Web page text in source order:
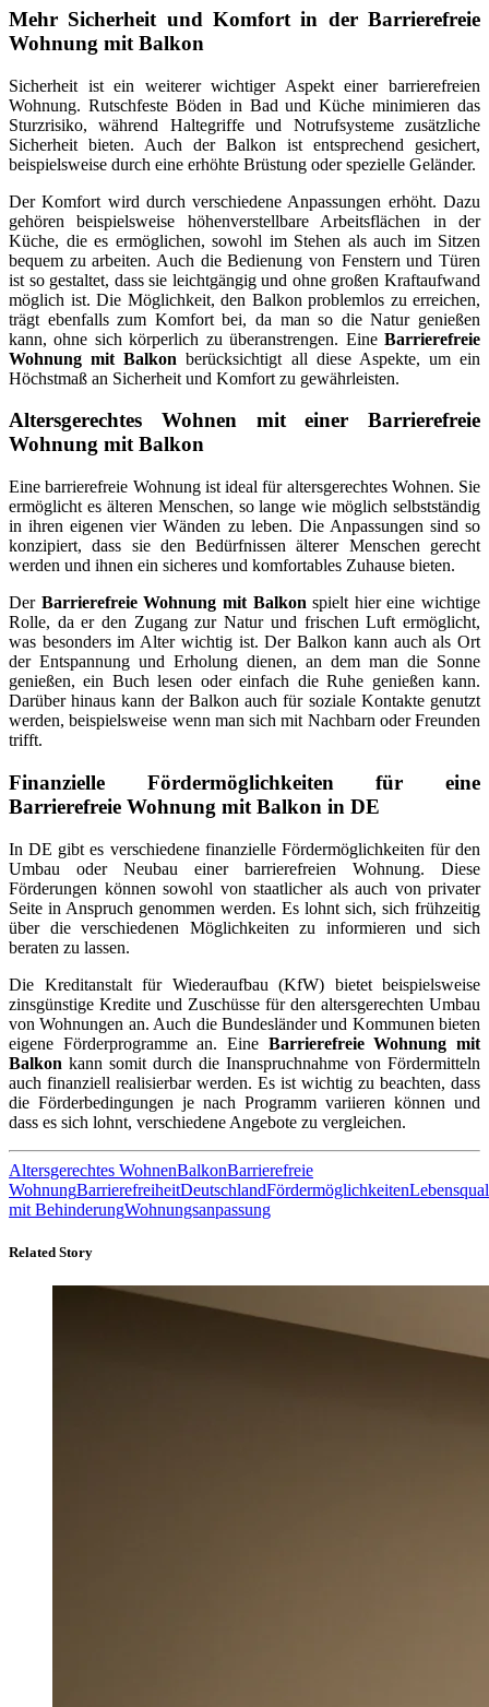
Mehr Sicherheit und Komfort in der Barrierefreie
Wohnung mit Balkon
Sicherheit ist ein weiterer wichtiger Aspekt einer barrierefreien
Wohnung. Rutschfeste Böden in Bad und Küche minimieren das
Sturzrisiko, während Haltegriffe und Notrufsysteme zusätzliche
Sicherheit bieten. Auch der Balkon ist entsprechend gesichert,
beispielsweise durch eine erhöhte Brüstung oder spezielle Geländer.
Der Komfort wird durch verschiedene Anpassungen erhöht. Dazu
gehören beispielsweise höhenverstellbare Arbeitsflächen in der
Küche, die es ermöglichen, sowohl im Stehen als auch im Sitzen
bequem zu arbeiten. Auch die Bedienung von Fenstern und Türen
ist so gestaltet, dass sie leichtgängig und ohne großen Kraftaufwand
möglich ist. Die Möglichkeit, den Balkon problemlos zu erreichen,
trägt ebenfalls zum Komfort bei, da man so die Natur genießen
kann, ohne sich körperlich zu überanstrengen. Eine Barrierefreie
Wohnung mit Balkon berücksichtigt all diese Aspekte, um ein
Höchstmaß an Sicherheit und Komfort zu gewährleisten.
Altersgerechtes Wohnen mit einer Barrierefreie
Wohnung mit Balkon
Eine barrierefreie Wohnung ist ideal für altersgerechtes Wohnen. Sie
ermöglicht es älteren Menschen, so lange wie möglich selbstständig
in ihren eigenen vier Wänden zu leben. Die Anpassungen sind so
konzipiert, dass sie den Bedürfnissen älterer Menschen gerecht
werden und ihnen ein sicheres und komfortables Zuhause bieten.
Der Barrierefreie Wohnung mit Balkon spielt hier eine wichtige
Rolle, da er den Zugang zur Natur und frischen Luft ermöglicht,
was besonders im Alter wichtig ist. Der Balkon kann auch als Ort
der Entspannung und Erholung dienen, an dem man die Sonne
genießen, ein Buch lesen oder einfach die Ruhe genießen kann.
Darüber hinaus kann der Balkon auch für soziale Kontakte genutzt
werden, beispielsweise wenn man sich mit Nachbarn oder Freunden
trifft.
Finanzielle Fördermöglichkeiten für eine
Barrierefreie Wohnung mit Balkon in DE
In DE gibt es verschiedene finanzielle Fördermöglichkeiten für den
Umbau oder Neubau einer barrierefreien Wohnung. Diese
Förderungen können sowohl von staatlicher als auch von privater
Seite in Anspruch genommen werden. Es lohnt sich, sich frühzeitig
über die verschiedenen Möglichkeiten zu informieren und sich
beraten zu lassen.
Die Kreditanstalt für Wiederaufbau (KfW) bietet beispielsweise
zinsgünstige Kredite und Zuschüsse für den altersgerechten Umbau
von Wohnungen an. Auch die Bundesländer und Kommunen bieten
eigene Förderprogramme an. Eine Barrierefreie Wohnung mit
Balkon kann somit durch die Inanspruchnahme von Fördermitteln
auch finanziell realisierbar werden. Es ist wichtig zu beachten, dass
die Förderbedingungen je nach Programm variieren können und
dass es sich lohnt, verschiedene Angebote zu vergleichen.
Altersgerechtes WohnenBalkonBarrierefreie
WohnungBarrierefreiheitDeutschlandFördermöglichkeiten
mit BehinderungWohnungsanpassung
Related Story